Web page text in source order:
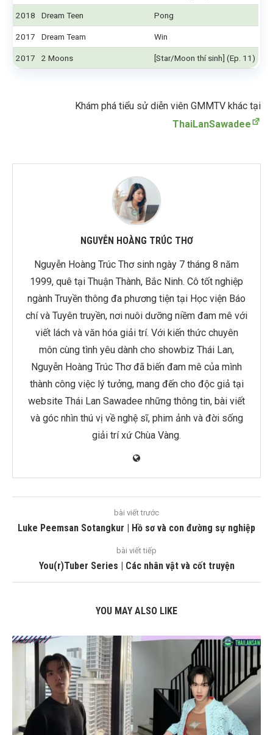
2018 Dream Teen Pong
2017 Dream Team Win
2017 2 Moons [Star/Moon thí sinh] (Ep. 11)
Khám phá tiểu sử diễn viên GMMTV khác tại
ThaiLanSawadee
NGUYỄN HOÀNG TRÚC THƠ
Nguyễn Hoàng Trúc Thơ sinh ngày 7 tháng 8 năm
1999, quê tại Thuận Thành, Bắc Ninh. Cô tốt nghiệp
ngành Truyền thông đa phương tiện tại Học viện Báo
chí và Tuyên truyền, nơi nuôi dưỡng niềm đam mê với
viết lách và văn hóa giải trí. Với kiến thức chuyên
môn cùng tình yêu dành cho showbiz Thái Lan,
Nguyễn Hoàng Trúc Thơ đã biến đam mê của mình
thành công việc lý tưởng, mang đến cho độc giả tại
website Thái Lan Sawadee những thông tin, bài viết
và góc nhìn thú vị về nghệ sĩ, phim ảnh và đời sống
giải trí xứ Chùa Vàng.
bài viết trước
Luke Peemsan Sotangkur | Hồ sơ và con đường sự nghiệp
bài viết tiếp
You(r)Tuber Series | Các nhân vật và cốt truyện
YOU MAY ALSO LIKE